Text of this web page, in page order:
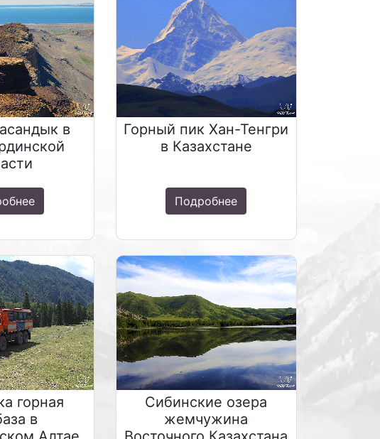
в
Горный пик Хан-Тенгри
в Казахстане
Подробнее
горная
в
Сибинские озера
жемчужина